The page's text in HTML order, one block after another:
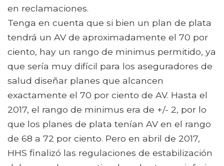
en reclamaciones.
Tenga en cuenta que si bien un plan de plata
tendrá un AV de aproximadamente el 70 por
ciento, hay un rango de minimus permitido, ya
que sería muy difícil para los aseguradores de
salud diseñar planes que alcancen
exactamente el 70 por ciento de AV. Hasta el
2017, el rango de minimus era de +/- 2, por lo
que los planes de plata tenían AV en el rango
de 68 a 72 por ciento. Pero en abril de 2017,
HHS finalizó las regulaciones de estabilización